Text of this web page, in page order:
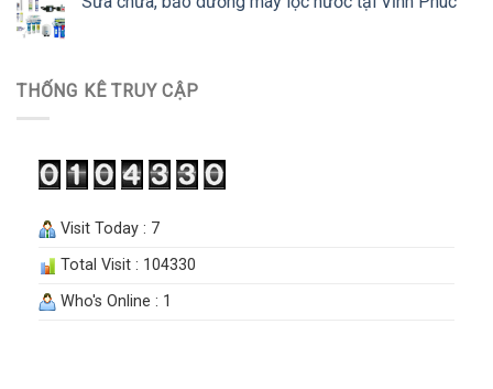
THỐNG KÊ TRUY CẬP
Visit Today : 7
Total Visit : 104330
Who's Online : 1